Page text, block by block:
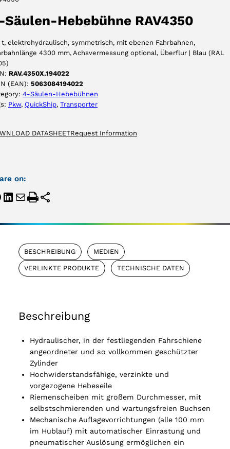
Hebebühne RAV4350
t, elektrohydraulisch, symmetrisch, mit ebenen Fahrbahnen,
4300 mm, Achsvermessung optional, Überflur | Blau (RAL
RAV.4350X.194022
(EAN): 5063084194022
4-Säulen-Hebebühnen
Pkw, QuickShip, Transporter
DATASHEETRequest Information
on:
BESCHREIBUNG MEDIEN
VERLINKTE PRODUKTE TECHNISCHE DATEN
Beschreibung
Hydraulischer, in der festliegenden Fahrschiene
angeordneter und so vollkommen geschützter
Zylinder
Hochwiderstandsfähige, verzinkte und
vorgezogene Hebeseile
Riemenscheiben mit großem Durchmesser, mit
selbstschmierenden und wartungsfreien Buchsen
Mechanische Auflagevorrichtungen (alle 100 mm
im Hublauf) mit automatischer Einrastung und
pneumatischer Auslösung ermöglichen ein
AKZEPTIEREN